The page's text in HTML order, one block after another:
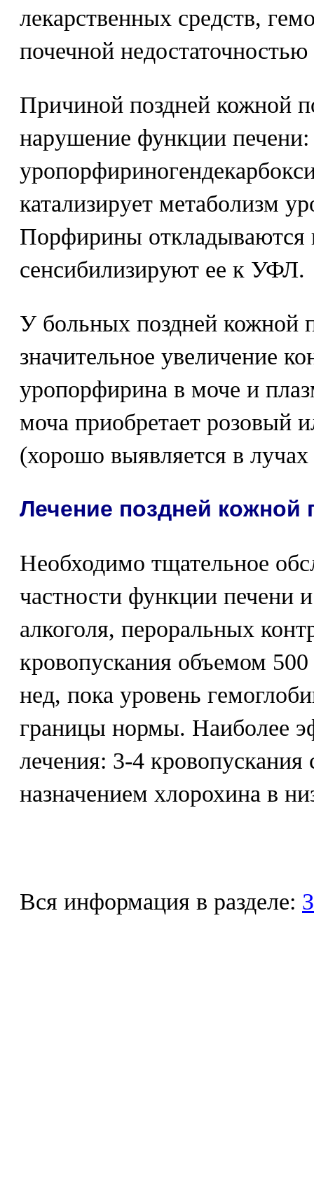
лекарственных средств,
почечной
Причиной поздней кожной
нарушение функции печени:
катализирует метаболизм
Порфирины откладываются
сенсибилизируют ее к УФЛ.
У больных поздней кожной
значительное увеличение
уропорфирина в моче и
моча приобретает розовый
(хорошо выявляется в
Лечение поздней
Необходимо тщательное
частности функции печени
алкоголя, пероральных
кровопускания объемом
нед, пока уровень
границы нормы. Наиболее
лечения: 3-4
назначением хлорохина в
Вся информация в разделе: